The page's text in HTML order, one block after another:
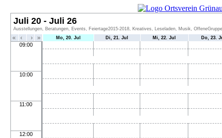
Juli 20 - Juli 26
Ausstellungen, Beratungen, Events, Feiertage2015-2018, Kreatives, Leseladen, Musik,
« ‹ › » Mo, 20. Jul Di, 21. Jul Mi, 22. Jul Do, 23.
09:00
10:00
11:00
12:00